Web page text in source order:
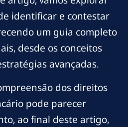
identificar e contestar
um guia completo
desde os conceitos
avançadas.
dos direitos
pode parecer
ao final deste artigo,